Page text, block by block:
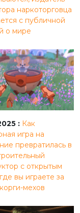
наркоторговца
с публичной
о мире
: Как
игра на
превратилась в
с открытым
вы играете за
мехов